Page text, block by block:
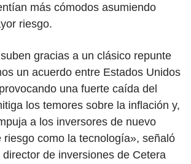
más cómodos asumiendo
riesgo.
gracias a un clásico repunte
un acuerdo entre Estados Unidos
una fuerte caída del
los temores sobre la inflación y,
a los inversores de nuevo
riesgo como la tecnología», señaló
de inversiones de Cetera